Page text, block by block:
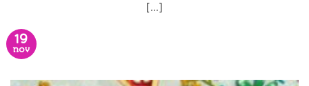
[...]
19
nov